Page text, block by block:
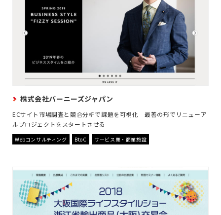
株式会社バーニーズジャパン
ECサイト市場調査と競合分析で課題を可視化 最善の形でリニューア
ルプロジェクトをスタートさせる
Webコンサルティング BtoC サービス業・商業施設